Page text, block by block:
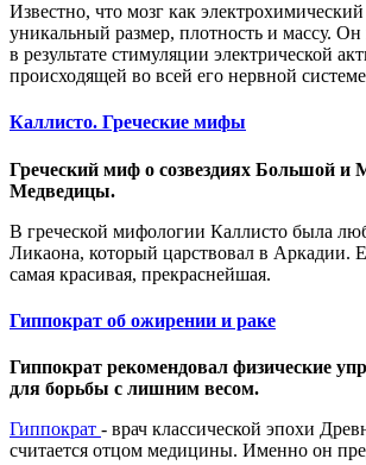
Известно, что мозг как
уникальный размер, плотность и массу.
в результате стимуляции электрической
происходящей во всей его нервной
Каллисто. Греческие мифы
Греческий миф о созвездиях Большой и
Медведицы.
В греческой мифологии Каллисто была
Ликаона, который царствовал в Аркадии.
самая красивая, прекраснейшая.
Гиппократ об ожирении и раке
Гиппократ рекомендовал физические
для борьбы с лишним весом.
Гиппократ - врач классической эпохи
считается отцом медицины. Именно он